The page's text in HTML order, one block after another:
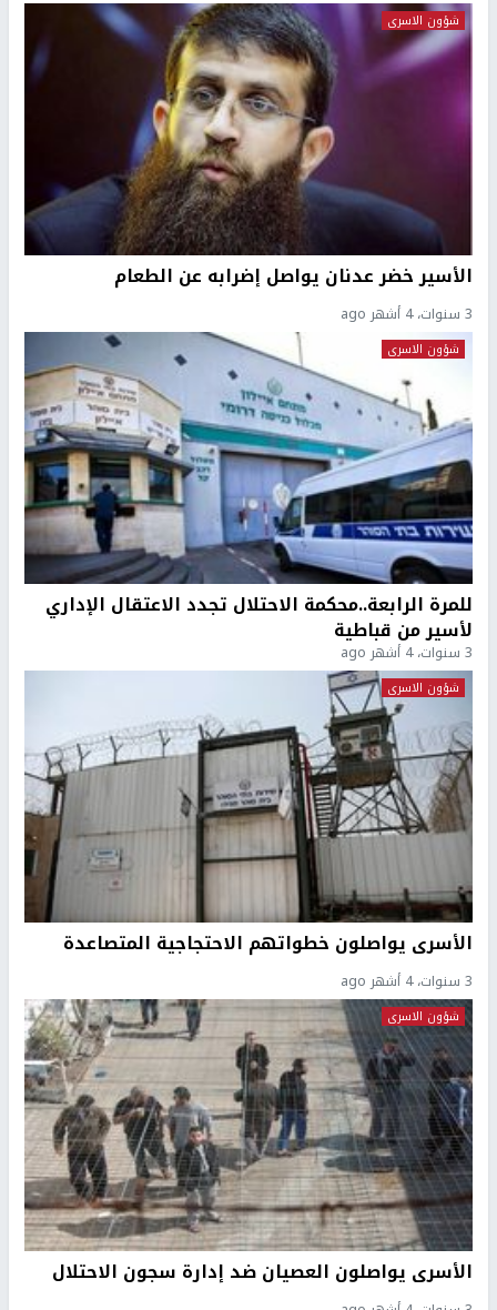
شؤون الاسرى
الأسير خضر عدنان يواصل إضرابه عن الطعام
3 سنوات، 4 أشهر ago
شؤون الاسرى
للمرة الرابعة..محكمة الاحتلال تجدد الاعتقال الإداري
لأسير من قباطية
3 سنوات، 4 أشهر ago
شؤون الاسرى
الأسرى يواصلون خطواتهم الاحتجاجية المتصاعدة
3 سنوات، 4 أشهر ago
شؤون الاسرى
الأسرى يواصلون العصيان ضد إدارة سجون الاحتلال